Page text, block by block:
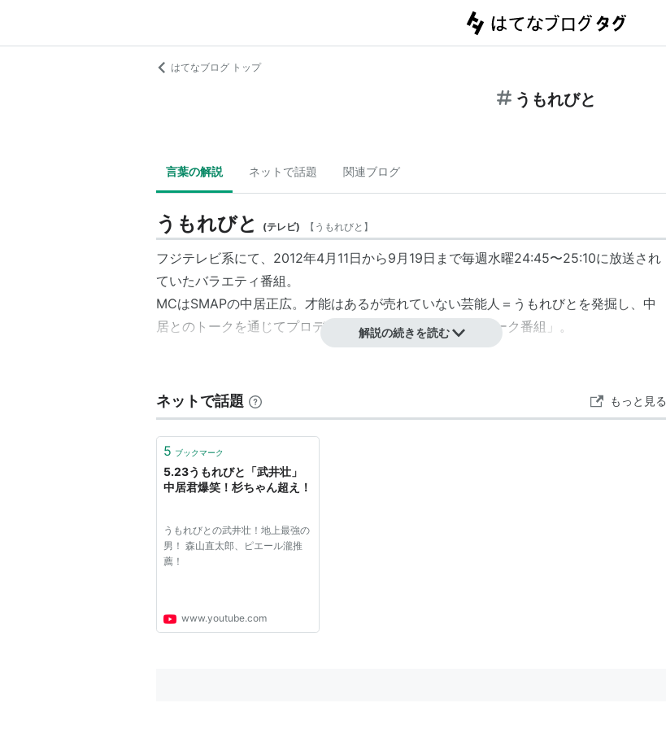
はてなブログ トップ
うもれびと
言葉の解説 ネットで話題 関連ブログ
うもれびと (テレビ) 【 うもれびと 】
フジテレビ系にて、2012年4月11日から9月19日まで毎週水曜24:45〜25:10に放送され
ていたバラエティ番組。
MCはSMAPの中居正広。才能はあるが売れていない芸能人＝うもれびとを発掘し、中
居とのトークを通じてプロデュースする「スター発掘型トーク番組」。
解説の続きを読む
ネットで話題 もっと見る
5 ブックマーク
5.23うもれびと「武井壮」
中居君爆笑！杉ちゃん超え！
うもれびとの武井壮！地上最強の
男！ 森山直太郎、ピエール瀧推
薦！
www.youtube.com